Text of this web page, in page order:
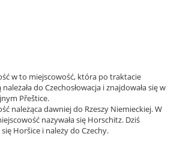
w to miejscowość, która po traktacie
do Czechosłowacja i znajdowała się w
Přeštice.
należąca dawniej do Rzeszy Niemieckiej. W
nazywała się Horschitz. Dziś
Horšice i należy do Czechy.